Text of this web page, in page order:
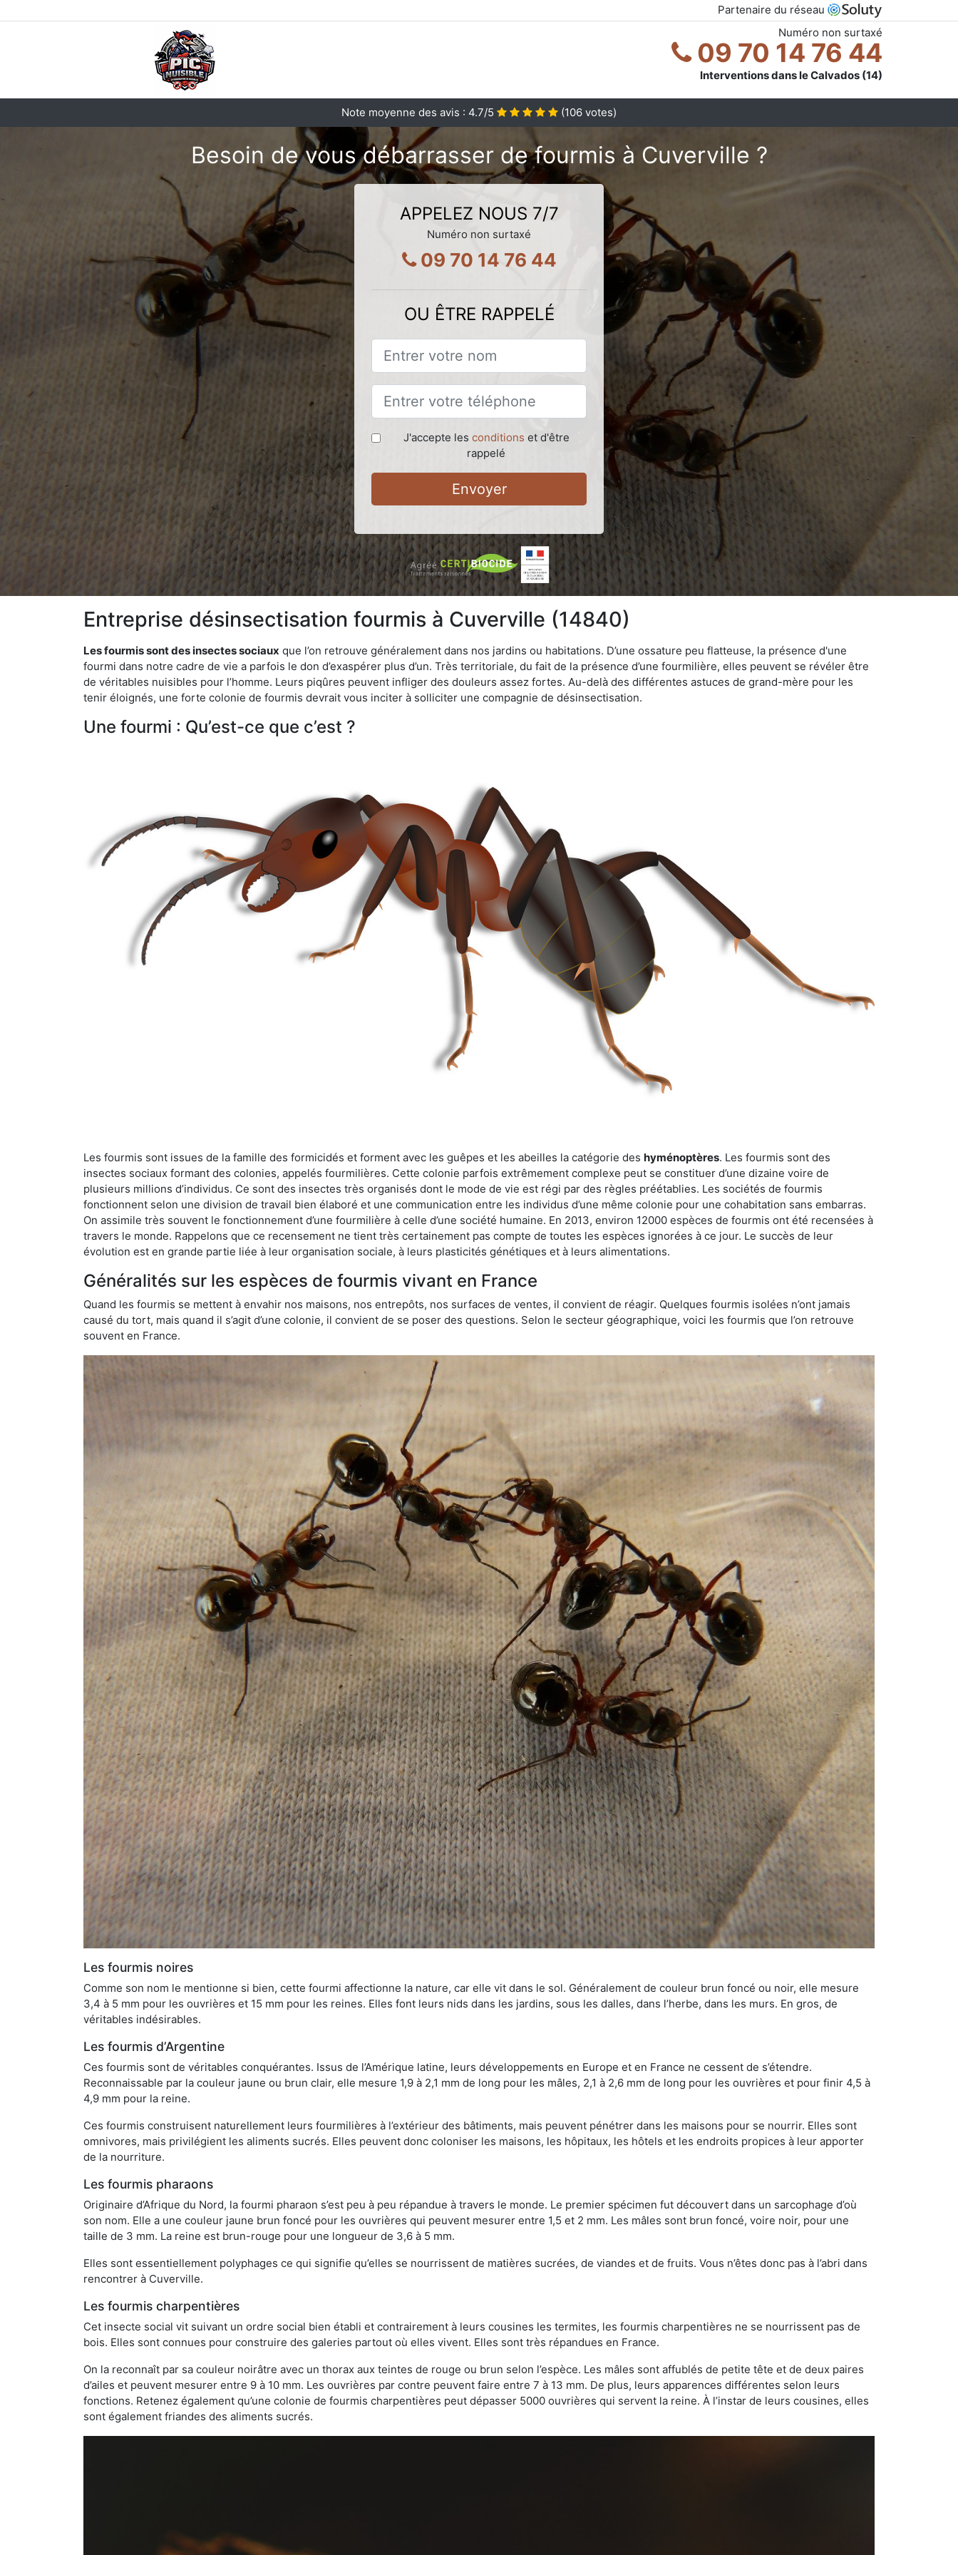
Partenaire du réseau
Numéro non surtaxé
09 70 14 76 44
Interventions dans le Calvados (14)
Note moyenne des avis : 4.7/5 (106 votes)
Besoin de vous débarrasser de fourmis à Cuverville ?
APPELEZ NOUS 7/7
Numéro non surtaxé
09 70 14 76 44
OU ÊTRE RAPPELÉ
J'accepte les conditions et d'être
rappelé
Envoyer
Entreprise désinsectisation fourmis à Cuverville (14840)
Les fourmis sont des insectes sociaux que l’on retrouve généralement dans nos jardins ou habitations. D’une ossature peu flatteuse, la présence d'une
fourmi dans notre cadre de vie a parfois le don d’exaspérer plus d’un. Très territoriale, du fait de la présence d’une fourmilière, elles peuvent se révéler être
de véritables nuisibles pour l’homme. Leurs piqûres peuvent infliger des douleurs assez fortes. Au-delà des différentes astuces de grand-mère pour les
tenir éloignés, une forte colonie de fourmis devrait vous inciter à solliciter une compagnie de désinsectisation.
Une fourmi : Qu’est-ce que c’est ?
Les fourmis sont issues de la famille des formicidés et forment avec les guêpes et les abeilles la catégorie des hyménoptères. Les fourmis sont des
insectes sociaux formant des colonies, appelés fourmilières. Cette colonie parfois extrêmement complexe peut se constituer d’une dizaine voire de
plusieurs millions d’individus. Ce sont des insectes très organisés dont le mode de vie est régi par des règles préétablies. Les sociétés de fourmis
fonctionnent selon une division de travail bien élaboré et une communication entre les individus d’une même colonie pour une cohabitation sans embarras.
On assimile très souvent le fonctionnement d’une fourmilière à celle d’une société humaine. En 2013, environ 12000 espèces de fourmis ont été recensées à
travers le monde. Rappelons que ce recensement ne tient très certainement pas compte de toutes les espèces ignorées à ce jour. Le succès de leur
évolution est en grande partie liée à leur organisation sociale, à leurs plasticités génétiques et à leurs alimentations.
Généralités sur les espèces de fourmis vivant en France
Quand les fourmis se mettent à envahir nos maisons, nos entrepôts, nos surfaces de ventes, il convient de réagir. Quelques fourmis isolées n’ont jamais
causé du tort, mais quand il s’agit d’une colonie, il convient de se poser des questions. Selon le secteur géographique, voici les fourmis que l’on retrouve
souvent en France.
Les fourmis noires
Comme son nom le mentionne si bien, cette fourmi affectionne la nature, car elle vit dans le sol. Généralement de couleur brun foncé ou noir, elle mesure
3,4 à 5 mm pour les ouvrières et 15 mm pour les reines. Elles font leurs nids dans les jardins, sous les dalles, dans l’herbe, dans les murs. En gros, de
véritables indésirables.
Les fourmis d’Argentine
Ces fourmis sont de véritables conquérantes. Issus de l’Amérique latine, leurs développements en Europe et en France ne cessent de s’étendre.
Reconnaissable par la couleur jaune ou brun clair, elle mesure 1,9 à 2,1 mm de long pour les mâles, 2,1 à 2,6 mm de long pour les ouvrières et pour finir 4,5 à
4,9 mm pour la reine.
Ces fourmis construisent naturellement leurs fourmilières à l’extérieur des bâtiments, mais peuvent pénétrer dans les maisons pour se nourrir. Elles sont
omnivores, mais privilégient les aliments sucrés. Elles peuvent donc coloniser les maisons, les hôpitaux, les hôtels et les endroits propices à leur apporter
de la nourriture.
Les fourmis pharaons
Originaire d’Afrique du Nord, la fourmi pharaon s’est peu à peu répandue à travers le monde. Le premier spécimen fut découvert dans un sarcophage d’où
son nom. Elle a une couleur jaune brun foncé pour les ouvrières qui peuvent mesurer entre 1,5 et 2 mm. Les mâles sont brun foncé, voire noir, pour une
taille de 3 mm. La reine est brun-rouge pour une longueur de 3,6 à 5 mm.
Elles sont essentiellement polyphages ce qui signifie qu’elles se nourrissent de matières sucrées, de viandes et de fruits. Vous n’êtes donc pas à l’abri dans
rencontrer à Cuverville.
Les fourmis charpentières
Cet insecte social vit suivant un ordre social bien établi et contrairement à leurs cousines les termites, les fourmis charpentières ne se nourrissent pas de
bois. Elles sont connues pour construire des galeries partout où elles vivent. Elles sont très répandues en France.
On la reconnaît par sa couleur noirâtre avec un thorax aux teintes de rouge ou brun selon l’espèce. Les mâles sont affublés de petite tête et de deux paires
d’ailes et peuvent mesurer entre 9 à 10 mm. Les ouvrières par contre peuvent faire entre 7 à 13 mm. De plus, leurs apparences différentes selon leurs
fonctions. Retenez également qu’une colonie de fourmis charpentières peut dépasser 5000 ouvrières qui servent la reine. À l’instar de leurs cousines, elles
sont également friandes des aliments sucrés.